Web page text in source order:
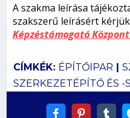
A szakma leírása
szakszerű leírásért
Képzéstámogató
CÍMKÉK: ÉPÍTŐIPAR |
SZERKEZETÉPÍTŐ ÉS -